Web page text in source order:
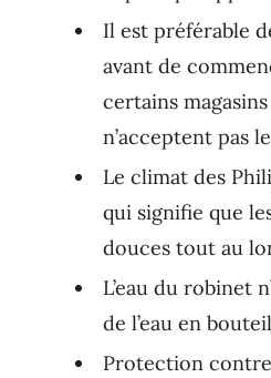
Il est préférable
avant de
certains
n’acceptent pas
Le climat des
qui signifie que
douces tout au
L’eau du robinet
de l’eau en
Protection